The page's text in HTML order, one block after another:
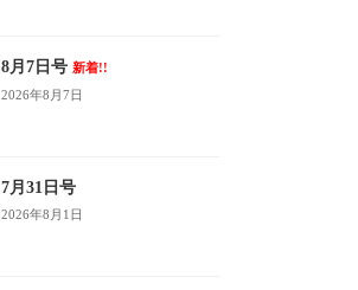
8月7日号 新着!!
2026年8月7日
7月31日号
2026年8月1日